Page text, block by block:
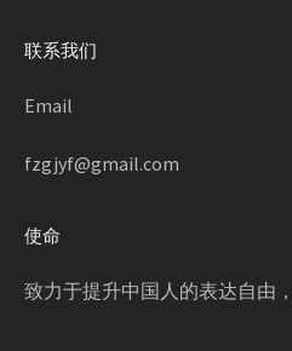
联系我们
Email
fzgjyf@gmail.com
使命
致力于提升中国人的表达自由